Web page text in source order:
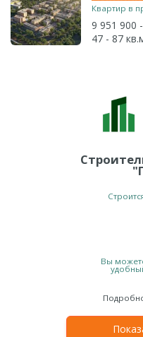
Квартир в
9 951 900
47 - 87
Вы